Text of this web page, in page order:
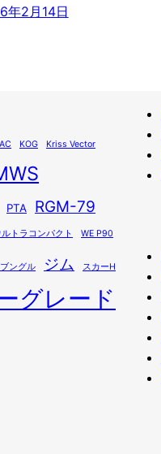
年2月14日
KOG Kriss Vector
PTA RGM-79
トラコンパクト WE P90
ングル ジム スカーH
グレード